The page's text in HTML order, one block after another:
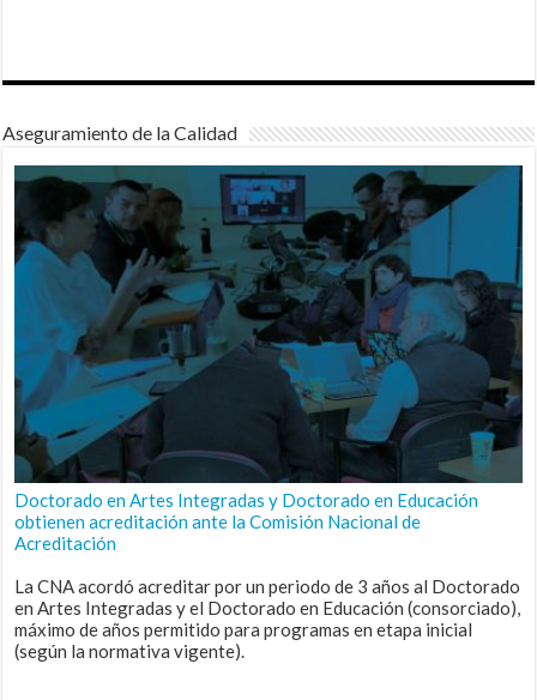
Aseguramiento de la Calidad
Doctorado en Artes Integradas y Doctorado en Educación
obtienen acreditación ante la Comisión Nacional de
Acreditación
La CNA acordó acreditar por un periodo de 3 años al Doctorado
en Artes Integradas y el Doctorado en Educación (consorciado),
máximo de años permitido para programas en etapa inicial
(según la normativa vigente).